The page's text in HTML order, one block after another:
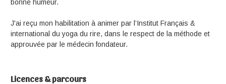
bonne humeur.
J'ai reçu mon habilitation à animer par l’Institut Français &
international du yoga du rire, dans le respect de la méthode et
approuvée par le médecin fondateur.
Licences & parcours